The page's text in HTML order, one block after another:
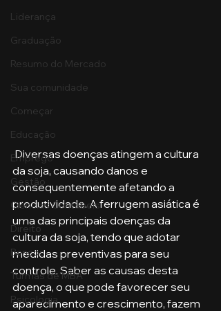
Liderança
Graduação
Resumo do Mercado
Sua comunidade
Começar
Educação
Emprego
Gestão
Ciências Contábeis
Direito
Bancos
Turmas de MBA
Psicologia
Diversas doenças atingem a cultura
da soja, causando danos e
consequentemente afetando a
produtividade. A ferrugem asiática é
uma das principais doenças da
cultura da soja, tendo que adotar
medidas preventivas para seu
controle. Saber as causas desta
doença, o que pode favorecer seu
aparecimento e crescimento, fazem